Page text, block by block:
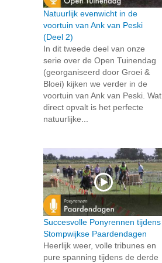
Natuurlijk evenwicht in de
voortuin van Ank van Peski
(Deel 2)
In dit tweede deel van onze
serie over de Open Tuinendag
(georganiseerd door Groei &
Bloei) kijken we verder in de
voortuin van Ank van Peski. Wat
direct opvalt is het perfecte
natuurlijke...
Succesvolle Ponyrennen tijdens
Stompwijkse Paardendagen
Heerlijk weer, volle tribunes en
pure spanning tijdens de derde